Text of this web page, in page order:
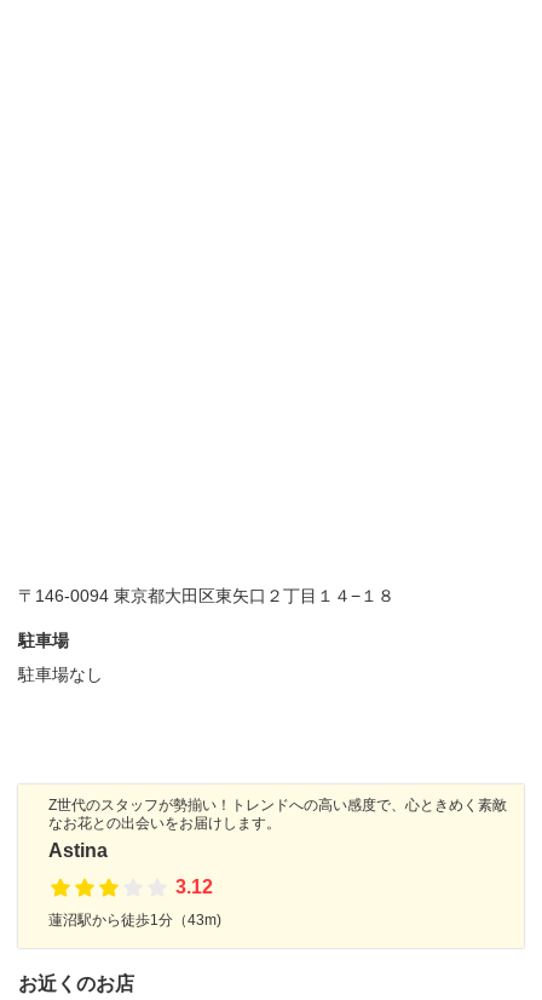
〒146-0094 東京都大田区東矢口２丁目１４−１８
駐車場
駐車場なし
Z世代のスタッフが勢揃い！トレンドへの高い感度で、心ときめく素敵
なお花との出会いをお届けします。
Astina
3.12
蓮沼駅から徒歩1分（43m)
お近くのお店